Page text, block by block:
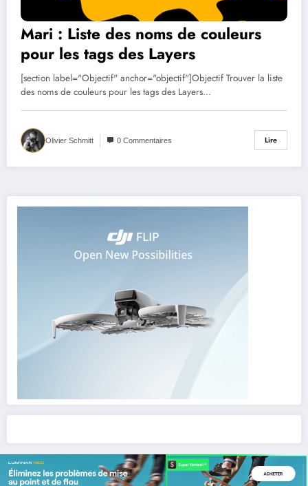
Mari : Liste des noms de couleurs
pour les tags des Layers
[section label="Objectif" anchor="objectif"]Objectif Trouver la liste
des noms de couleurs pour les tags des Layers…
Olivier Schmitt 0 Commentaires Lire